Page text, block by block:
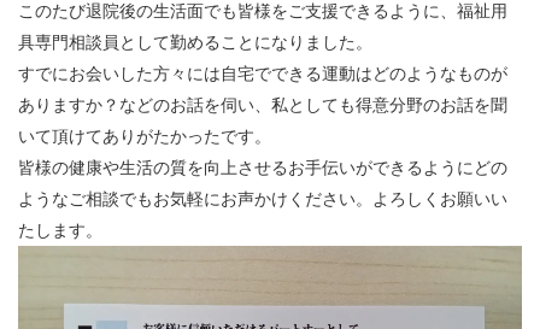
このたび退院後の生活面でも皆様をご支援できるように、福祉用
具専門相談員として勤めることになりました。
すでにお会いした方々には自宅でできる運動はどのようなものが
ありますか？などのお話を伺い、私としても得意分野のお話を聞
いて頂けてありがたかったです。
皆様の健康や生活の質を向上させるお手伝いができるようにどの
ようなご相談でもお気軽にお声かけください。よろしくお願いい
たします。